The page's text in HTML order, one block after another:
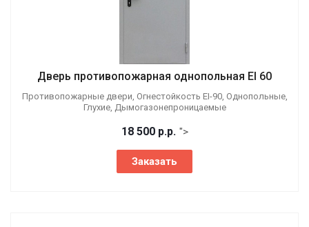
Дверь противопожарная однопольная EI 60
Противопожарные двери, Огнестойкость EI-90, Однопольные,
Глухие, Дымогазонепроницаемые
18 500 р.р. ">
Заказать